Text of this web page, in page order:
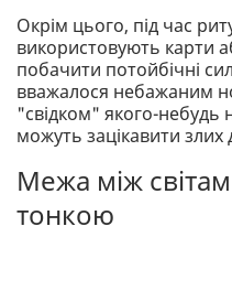
Окрім цього, під час
використовують карти
побачити потойбічні
вважалося небажаним
"свідком" якого-небудь
можуть зацікавити злих
Межа між
тонкою